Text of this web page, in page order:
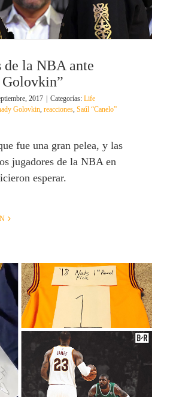
de la NBA ante
Golovkin”
2017 Categorías: Life
Golovkin, reacciones, Saúl “Canelo”
fue una gran pelea, y las
jugadores de la NBA en
esperar.